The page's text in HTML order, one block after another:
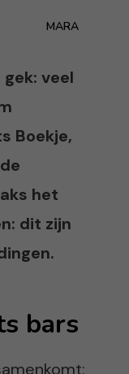
MARA
veel
Boekje,
het
dit zijn
bars